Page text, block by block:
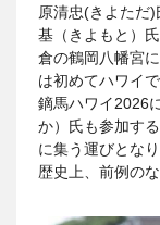
原清忠(きよただ
基（きよもと）
倉の鶴岡八幡宮
は初めてハワイ
鏑馬ハワイ2026
か）氏も参加す
に集う運びとな
歴史上、前例の